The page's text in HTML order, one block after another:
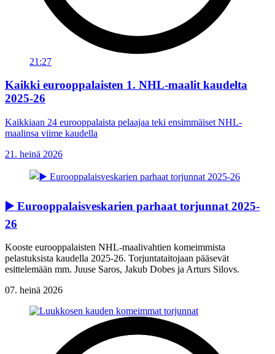
21:27
Kaikki eurooppalaisten 1. NHL-maalit kaudelta
2025-26
Kaikkiaan 24 eurooppalaista pelaajaa teki ensimmäiset NHL-
maalinsa viime kaudella
21. heinä 2026
▶️ Eurooppalaisveskarien parhaat torjunnat 2025-
26
Kooste eurooppalaisten NHL-maalivahtien komeimmista
pelastuksista kaudella 2025-26. Torjuntataitojaan pääsevät
esittelemään mm. Juuse Saros, Jakub Dobes ja Arturs Silovs.
07. heinä 2026